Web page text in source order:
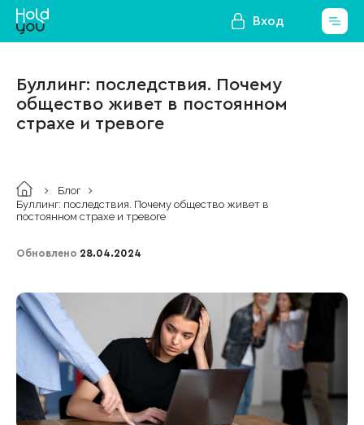
Вход
Буллинг: последствия. Почему
общество живет в постоянном
страхе и тревоге
Блог
Буллинг: последствия. Почему общество живет в
постоянном страхе и тревоге
Обновлено 28.04.2024